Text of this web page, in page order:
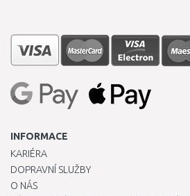
INFORMACE
KARIÉRA
DOPRAVNÍ SLUŽBY
O NÁS